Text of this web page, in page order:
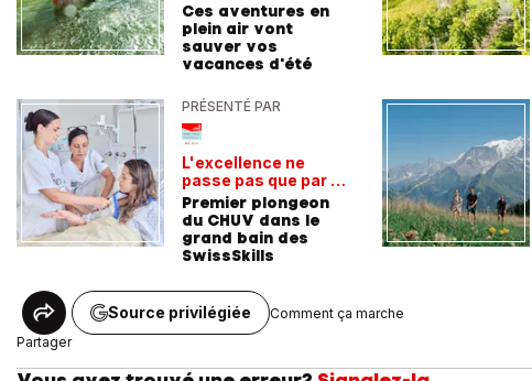
Ces aventures en
plein air vont
sauver vos
vacances d'été
PRÉSENTÉ PAR
L'excellence ne
passe pas que par la
voie académique
Premier plongeon
du CHUV dans le
grand bain des
SwissSkills
Partager
Source privilégiée Comment ça marche